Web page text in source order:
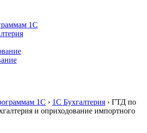
1С
1С › 1С Бухгалтерия › ГТД по
и оприходование импортного